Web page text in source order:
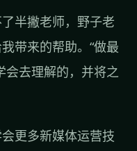
半撇老师，野子老
带来的帮助。“做最
会去理解的，并将之
更多新媒体运营技